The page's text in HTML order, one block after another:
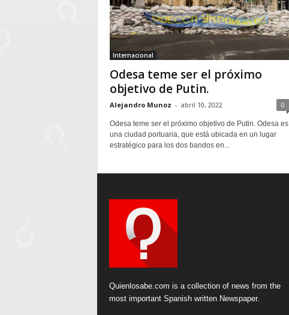
Internacional
Odesa teme ser el próximo
objetivo de Putin.
Alejandro Munoz - abril 10, 2022 0
Odesa teme ser el próximo objetivo de Putin. Odesa es
una ciudad portuaria, que está ubicada en un lugar
estratégico para los dos bandos en...
Quienlosabe.com is a collection of news from the
most important Spanish written Newspaper.